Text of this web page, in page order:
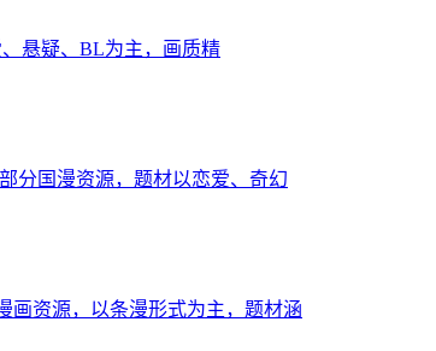
悬疑、BL为主，画质精
分国漫资源，题材以恋爱、奇幻
画资源，以条漫形式为主，题材涵